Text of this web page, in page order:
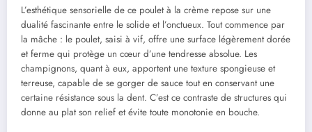
L’esthétique sensorielle de ce poulet à la crème repose sur une
dualité fascinante entre le solide et l’onctueux. Tout commence par
la mâche : le poulet, saisi à vif, offre une surface légèrement dorée
et ferme qui protège un cœur d’une tendresse absolue. Les
champignons, quant à eux, apportent une texture spongieuse et
terreuse, capable de se gorger de sauce tout en conservant une
certaine résistance sous la dent. C’est ce contraste de structures qui
donne au plat son relief et évite toute monotonie en bouche.